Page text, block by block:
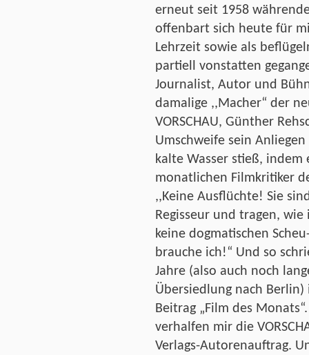
erneut seit 1958
offenbart sich heute für
Lehrzeit sowie als
partiell vonstatten
Journalist, Autor und
damalige ,,Macher“ der
VORSCHAU, Günther
Umschweife sein
kalte Wasser stieß,
monatlichen Filmkritiker
,,Keine Ausflüchte! Sie
Regisseur und tragen,
keine dogmatischen
brauche ich!“ Und so
Jahre (also auch noch
Übersiedlung nach
Beitrag „Film des
verhalfen mir die
Verlags-Autorenauftrag.